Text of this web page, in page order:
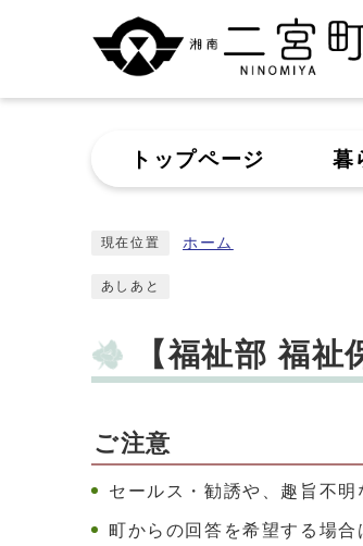
トップページ 暮
現在位置 ホーム
あしあと
【福祉部 福
ご注意
セールス・勧誘や、趣旨不
町からの回答を希望する場